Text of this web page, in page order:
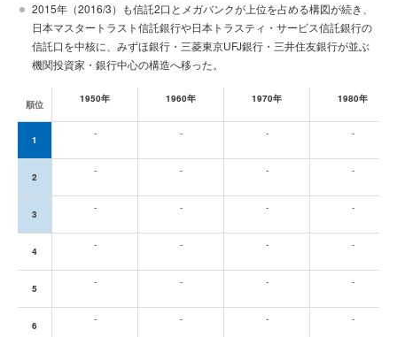
2015年（2016/3）も信託2口とメガバンクが上位を占める構図が続き、
日本マスタートラスト信託銀行や日本トラスティ・サービス信託銀行の
信託口を中核に、みずほ銀行・三菱東京UFJ銀行・三井住友銀行が並ぶ
機関投資家・銀行中心の構造へ移った。
年代別の大株主上位10位（前半10年刻み・直近5年刻みのスナップショット）
順位 1950年 1960年 1970年 1980年
1
- - - -
2
- - - -
3
- - - -
4
- - - -
5
- - - -
6
- - - -